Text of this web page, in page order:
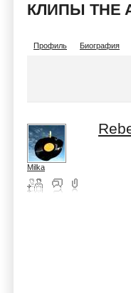
КЛИПЫ THE
Профиль Биография
Milka